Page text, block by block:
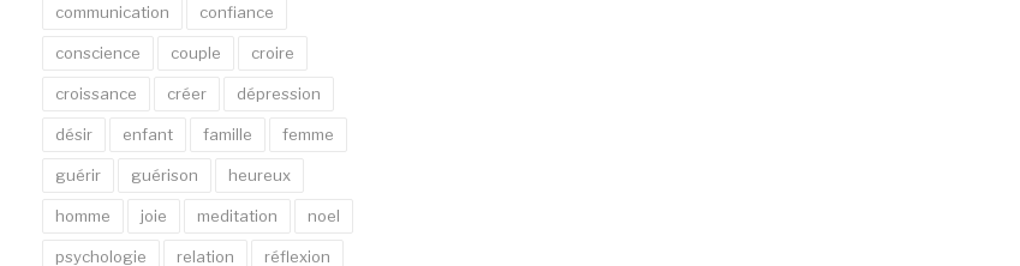
communication confiance
conscience couple croire
croissance créer dépression
désir enfant famille femme
guérir guérison heureux
homme joie meditation noel
psychologie relation réflexion